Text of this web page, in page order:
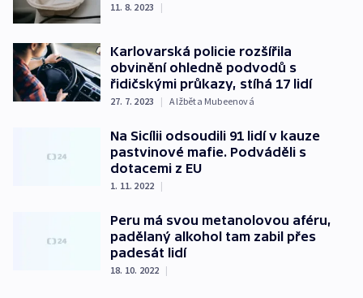
11. 8. 2023 |
Karlovarská policie rozšířila
obvinění ohledně podvodů s
řidičskými průkazy, stíhá 17 lidí
27. 7. 2023 | Alžběta Mubeenová
Na Sicílii odsoudili 91 lidí v kauze
pastvinové mafie. Podváděli s
dotacemi z EU
1. 11. 2022 |
Peru má svou metanolovou aféru,
padělaný alkohol tam zabil přes
padesát lidí
18. 10. 2022 |